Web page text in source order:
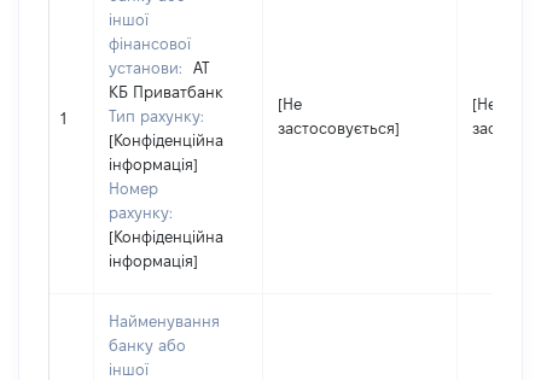
1
іншої
фінансової
установи:
АТ
КБ Приватбанк
Тип рахунку:
[Конфіденційна
інформація]
Номер
рахунку:
[Конфіденційна
інформація]
[Не
застосовується]
[Не
Найменування
банку або
іншої